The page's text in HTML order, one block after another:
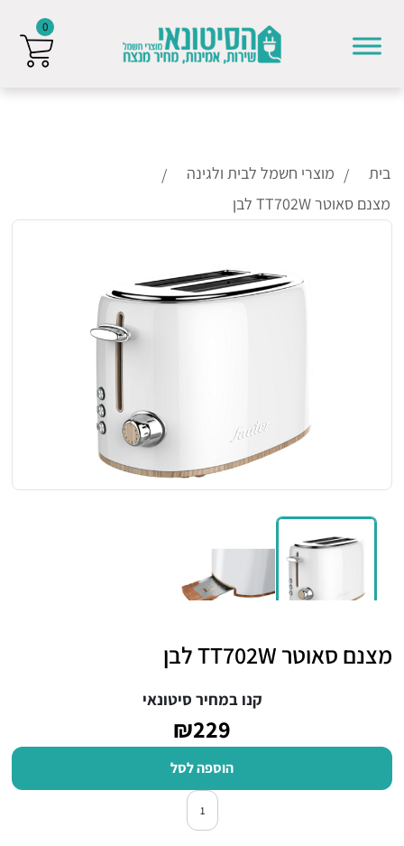
בית
מוצרי חשמל לבית ולגינה
מצנם סאוטר TT702W לבן
מצנם סאוטר TT702W לבן
קנו במחיר סיטונאי
₪229
הוספה לסל
כמות של מצנם סאוטר TT702W לבן
0